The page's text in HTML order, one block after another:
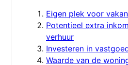
Eigen plek voor
Potentieel extra
verhuur
Investeren in
Waarde van de